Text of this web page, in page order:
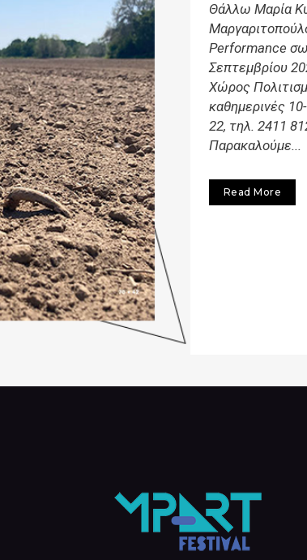
Θάλλω Μαρία
Performance
Σεπτεμβρίου
Χώρος
καθημερινές
22, τηλ. 2411
Παρακαλούμε...
Read More